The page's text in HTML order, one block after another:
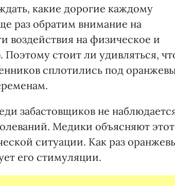
какие дорогие каждому
раз обратим внимание на
воздействия на физическое и
стоит ли удивляться,
сплотились под
забастовщиков не
Медики объясняют этот
ситуации. Как раз
его стимуляции.